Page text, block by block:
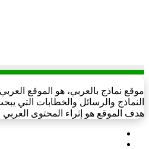
موقع نماذج بالعربي، هو الموقع
النماذج والرسائل والخطابات التي
هدف الموقع هو إثراء المحتوى